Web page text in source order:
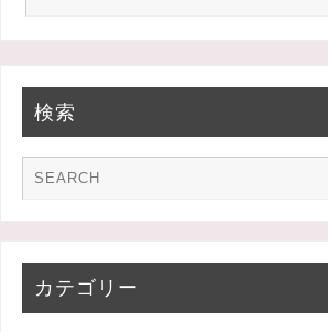
検索
カテゴリー